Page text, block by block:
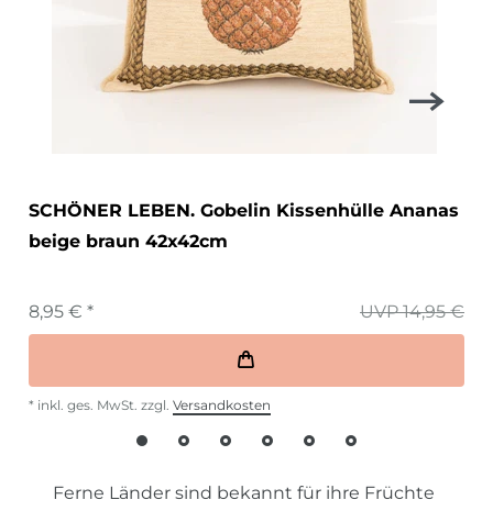
SCHÖNER LEBEN. Gobelin Kissenhülle Ananas
beige braun 42x42cm
UVP 14,95 €
8,95 € *
* inkl. ges. MwSt. zzgl. Versandkosten
Ferne Länder sind bekannt für ihre Früchte